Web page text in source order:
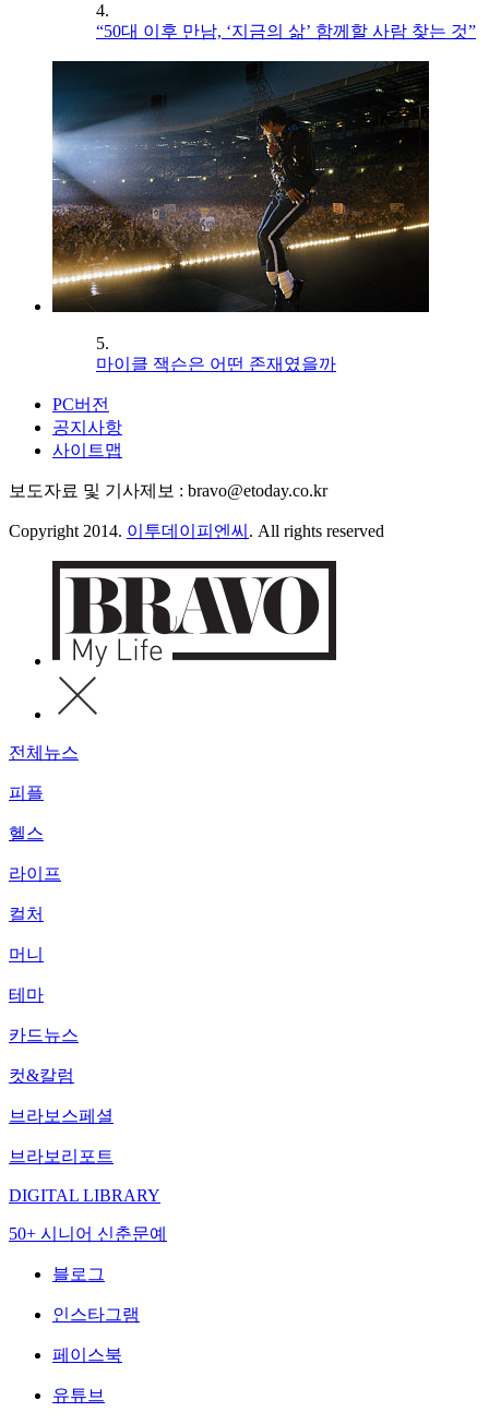
4.
“50대 이후 만남, ‘지금의 삶’ 함께할 사람 찾는 것”
5.
마이클 잭슨은 어떤 존재였을까
PC버전
공지사항
사이트맵
보도자료 및 기사제보 : bravo@etoday.co.kr
Copyright 2014. 이투데이피엔씨 . All rights reserved
전체뉴스
피플
헬스
라이프
컬처
머니
테마
카드뉴스
컷&칼럼
브라보스페셜
브라보리포트
DIGITAL LIBRARY
50+ 시니어 신춘문예
블로그
인스타그램
페이스북
유튜브